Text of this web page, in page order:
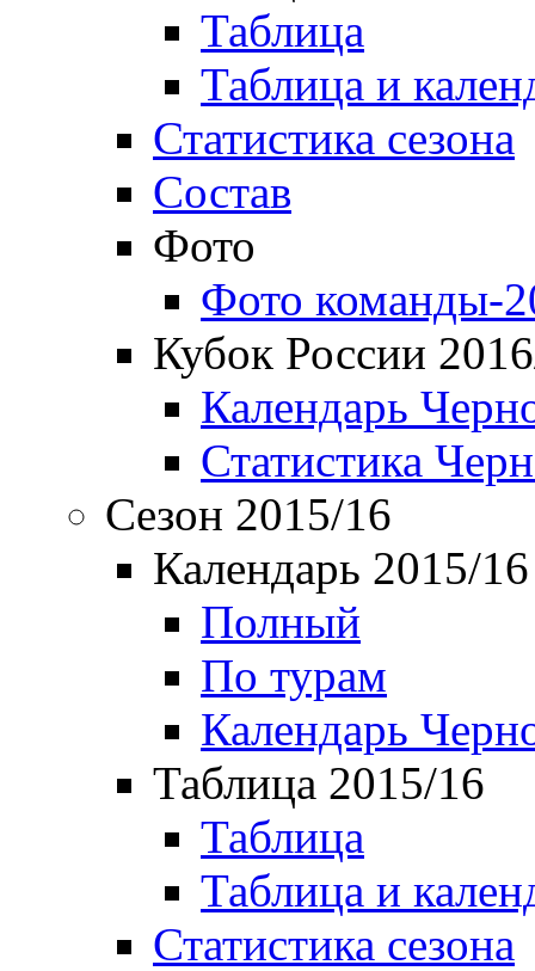
Таблица
Таблица и
Статистика сезона
Состав
Фото
Фото команды-
Кубок России
Календарь
Статистика
Сезон 2015/16
Календарь 2015/16
Полный
По турам
Календарь
Таблица 2015/16
Таблица
Таблица и
Статистика сезона